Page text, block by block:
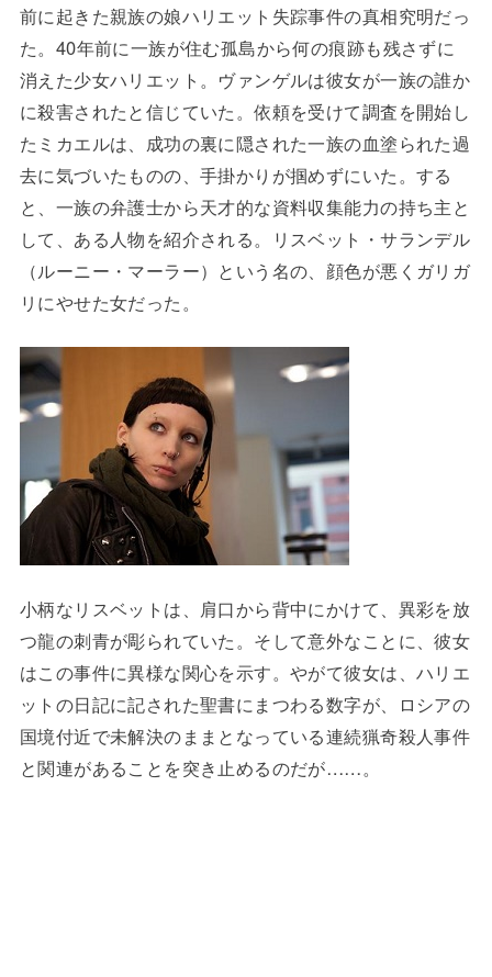
前に起きた親族の娘ハリエット失踪事件の真相究明だっ
た。40年前に一族が住む孤島から何の痕跡も残さずに
消えた少女ハリエット。ヴァンゲルは彼女が一族の誰か
に殺害されたと信じていた。依頼を受けて調査を開始し
たミカエルは、成功の裏に隠された一族の血塗られた過
去に気づいたものの、手掛かりが掴めずにいた。する
と、一族の弁護士から天才的な資料収集能力の持ち主と
して、ある人物を紹介される。リスベット・サランデル
（ルーニー・マーラー）という名の、顔色が悪くガリガ
リにやせた女だった。
小柄なリスベットは、肩口から背中にかけて、異彩を放
つ龍の刺青が彫られていた。そして意外なことに、彼女
はこの事件に異様な関心を示す。やがて彼女は、ハリエ
ットの日記に記された聖書にまつわる数字が、ロシアの
国境付近で未解決のままとなっている連続猟奇殺人事件
と関連があることを突き止めるのだが……。